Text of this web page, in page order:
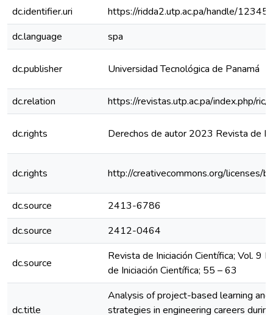
dc.identifier.uri
https://ridda2.utp.ac.pa/handle/
dc.language
spa
dc.publisher Universidad Tecnológica de Panamá
dc.relation https://revistas.utp.ac.pa/index.php/
dc.rights Derechos de autor 2023 Revista de
dc.rights http://creativecommons.org/licenses/
dc.source
2413-6786
dc.source
2412-0464
dc.source
Revista de Iniciación Científica; Vol. 9
de Iniciación Científica; 55 – 63
dc.title
Analysis of project-based learning
strategies in engineering careers